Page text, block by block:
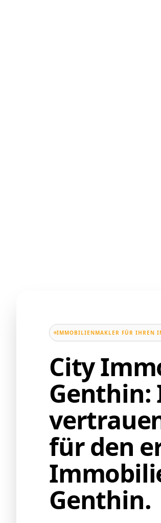
IMMOBILIENMAKLER FÜR IHREN
City
Genthin:
für den
Genthin.